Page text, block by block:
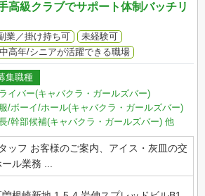
級クラブでサポート体制バッチリ
業／掛け持ち可
未経験可
中高年/シニアが活躍できる職場
集職種
イバー(キャバクラ・ガールズバー)
/ボーイ/ホール(キャバクラ・ガールズバー)
/幹部候補(キャバクラ・ガールズバー) 他
ッフ お客様のご案内、アイス・灰皿の交
ル業務 ...